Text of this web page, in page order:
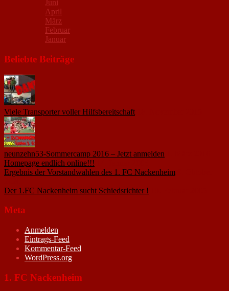
Juni
April
März
Februar
Januar
Beliebte Beiträge
Viele Transporter voller Hilfsbereitschaft
neunzehn53-Sommercamp 2016 – Jetzt anmelden
Homepage endlich online!!!
Ergebnis der Vorstandwahlen des 1. FC Nackenheim
Der 1.FC Nackenheim sucht Schiedsrichter !
Meta
Anmelden
Eintrags-Feed
Kommentar-Feed
WordPress.org
1. FC Nackenheim